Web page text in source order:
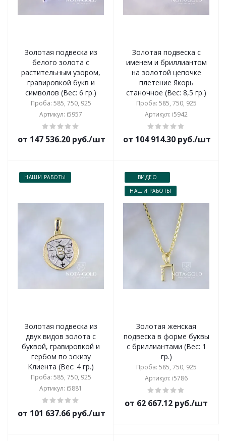
Золотая подвеска из
белого золота с
растительным узором,
гравировкой букв и
символов (Вес: 6 гр.)
Проба: 585, 750, 925
Артикул: i5957
от 147 536.20 руб./шт
Золотая подвеска с
именем и бриллиантом
на золотой цепочке
плетение Якорь
станочное (Вес: 8,5 гр.)
Проба: 585, 750, 925
Артикул: i5942
от 104 914.30 руб./шт
НАШИ РАБОТЫ
Золотая подвеска из
двух видов золота с
буквой, гравировкой и
гербом по эскизу
Клиента (Вес: 4 гр.)
Проба: 585, 750, 925
Артикул: i5881
от 101 637.66 руб./шт
ВИДЕО
НАШИ РАБОТЫ
Золотая женская
подвеска в форме буквы
с бриллиантами (Вес: 1
гр.)
Проба: 585, 750, 925
Артикул: i5786
от 62 667.12 руб./шт